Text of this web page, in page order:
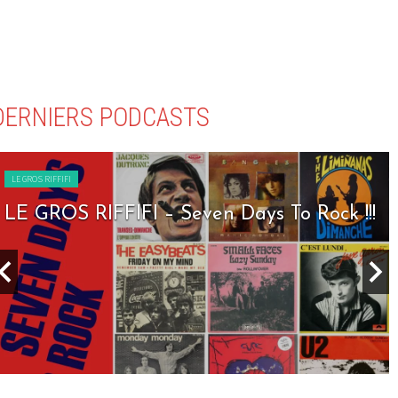
PODCASTS
LE GROS RIFFIFI
LE GROS RIFFIFI – Seven Days To Rock !!!